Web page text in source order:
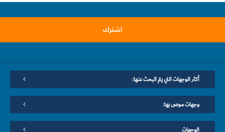
اشترك
أكثر الوجهات التي يتم البحث عنها:
وجهات موصى بها:
الوجهات